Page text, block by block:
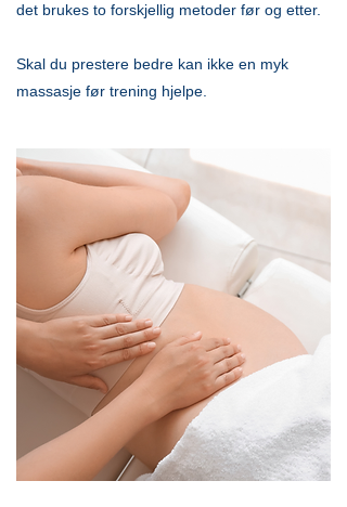
det brukes to forskjellig metoder før og etter.
Skal du prestere bedre kan ikke en myk
massasje før trening hjelpe.